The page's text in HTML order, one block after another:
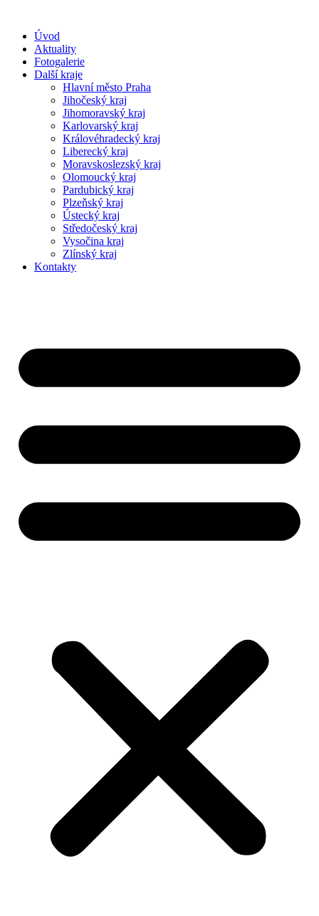
Úvod
Aktuality
Fotogalerie
Další kraje
Hlavní město Praha
Jihočeský kraj
Jihomoravský kraj
Karlovarský kraj
Královéhradecký kraj
Liberecký kraj
Moravskoslezský kraj
Olomoucký kraj
Pardubický kraj
Plzeňský kraj
Ústecký kraj
Středočeský kraj
Vysočina kraj
Zlínský kraj
Kontakty